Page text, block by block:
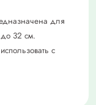
для
до 32 см.
с